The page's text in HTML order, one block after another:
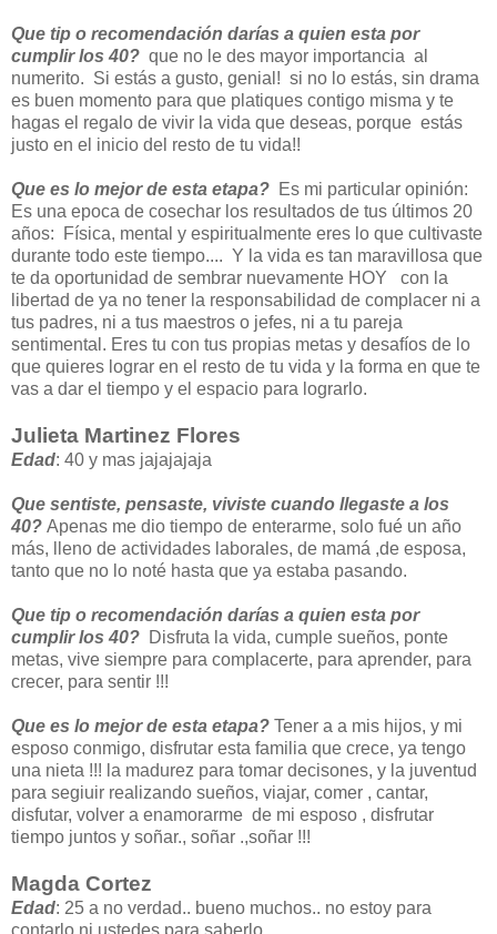
Que tip o recomendación darías a quien esta por
cumplir los 40? que no le des mayor importancia al
numerito. Si estás a gusto, genial! si no lo estás, sin drama
es buen momento para que platiques contigo misma y te
hagas el regalo de vivir la vida que deseas, porque estás
justo en el inicio del resto de tu vida!!
Que es lo mejor de esta etapa? Es mi particular opinión:
Es una epoca de cosechar los resultados de tus últimos 20
años: Física, mental y espiritualmente eres lo que cultivaste
durante todo este tiempo.... Y la vida es tan maravillosa que
te da oportunidad de sembrar nuevamente HOY con la
libertad de ya no tener la responsabilidad de complacer ni a
tus padres, ni a tus maestros o jefes, ni a tu pareja
sentimental. Eres tu con tus propias metas y desafíos de lo
que quieres lograr en el resto de tu vida y la forma en que te
vas a dar el tiempo y el espacio para lograrlo.
Julieta Martinez Flores
Edad: 40 y mas jajajajaja
Que sentiste, pensaste, viviste cuando llegaste a los
40? Apenas me dio tiempo de enterarme, solo fué un año
más, lleno de actividades laborales, de mamá ,de esposa,
tanto que no lo noté hasta que ya estaba pasando.
Que tip o recomendación darías a quien esta por
cumplir los 40? Disfruta la vida, cumple sueños, ponte
metas, vive siempre para complacerte, para aprender, para
crecer, para sentir !!!
Que es lo mejor de esta etapa? Tener a a mis hijos, y mi
esposo conmigo, disfrutar esta familia que crece, ya tengo
una nieta !!! la madurez para tomar decisones, y la juventud
para segiuir realizando sueños, viajar, comer , cantar,
disfutar, volver a enamorarme de mi esposo , disfrutar
tiempo juntos y soñar., soñar .,soñar !!!
Magda Cortez
Edad: 25 a no verdad.. bueno muchos.. no estoy para
contarlo ni ustedes para saberlo.